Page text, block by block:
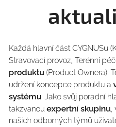
Každá hlavní část CYGNUSu
Stravovací provoz, Terénní
produktu (Product Ownera).
udržení koncepce produktu a
systému. Jako svůj poradní
takzvanou expertní skupinu,
našich odborných týmů